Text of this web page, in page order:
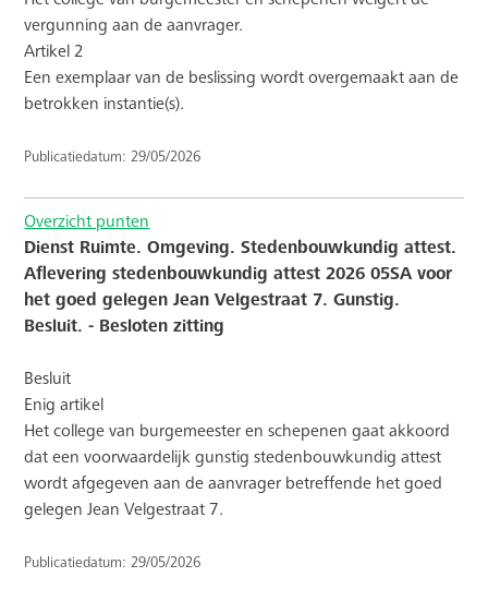
vergunning aan de aanvrager.
Artikel 2
Een exemplaar van de beslissing wordt overgemaakt aan de
betrokken instantie(s).
Publicatiedatum: 29/05/2026
Overzicht punten
Dienst Ruimte. Omgeving. Stedenbouwkundig attest.
Aflevering stedenbouwkundig attest 2026 05SA voor
het goed gelegen Jean Velgestraat 7. Gunstig.
Besluit. - Besloten zitting
Besluit
Enig artikel
Het college van burgemeester en schepenen gaat akkoord
dat een voorwaardelijk gunstig stedenbouwkundig attest
wordt afgegeven aan de aanvrager betreffende het goed
gelegen Jean Velgestraat 7.
Publicatiedatum: 29/05/2026